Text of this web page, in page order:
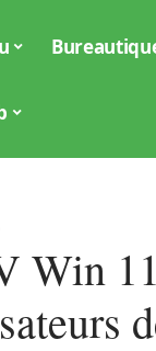
Win